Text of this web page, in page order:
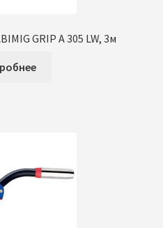
GRIP A 305 LW, 3м